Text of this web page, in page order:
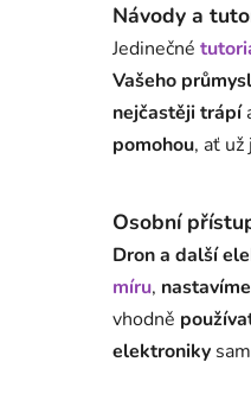
Návody a
Jedinečné
Vašeho
nejčastěji trápí
pomohou, ať
Osobní
Dron a další
míru, nastavíme
vhodně
elektroniky